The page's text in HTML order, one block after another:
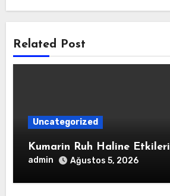
Related Post
Uncategorized
Kumarin Ruh Haline Etkileri
admin Ağustos 5, 2026